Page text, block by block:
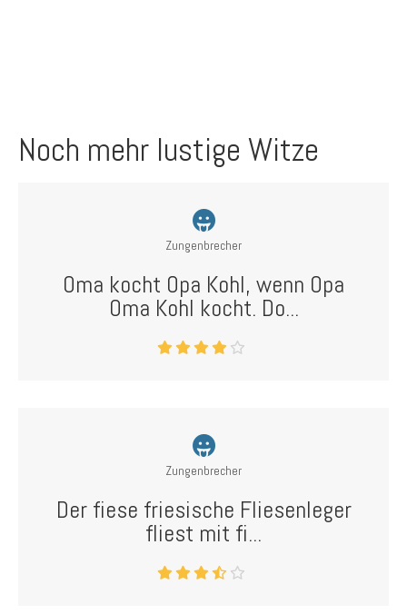
Noch mehr lustige Witze
Zungenbrecher
Oma kocht Opa Kohl, wenn Opa
Oma Kohl kocht. Do...
Zungenbrecher
Der fiese friesische Fliesenleger
fliest mit fi...